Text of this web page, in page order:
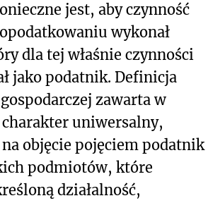
jest, aby czynność
wykonał
dla tej właśnie czynności
jako podatnik. Definicja
zawarta w
uniwersalny,
objęcie pojęciem podatnik
podmiotów, które
działalność,